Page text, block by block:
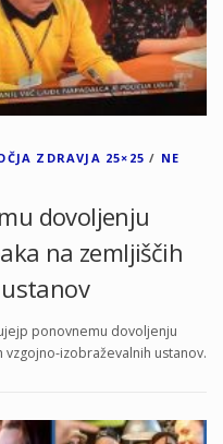
ZDRAVJA 25×25 / NE
dovoljenju
na zemljiščih
ponovnemu dovoljenju
izobraževalnih ustanov.